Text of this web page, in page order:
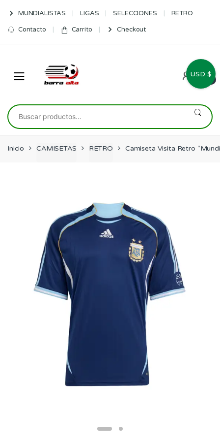
navigation
content
MUNDIALISTAS LIGAS SELECCIONES RETRO
Contacto Carrito Checkout
0
Buscar
por:
Inicio CAMISETAS RETRO Camiseta Visita Retro
USD $